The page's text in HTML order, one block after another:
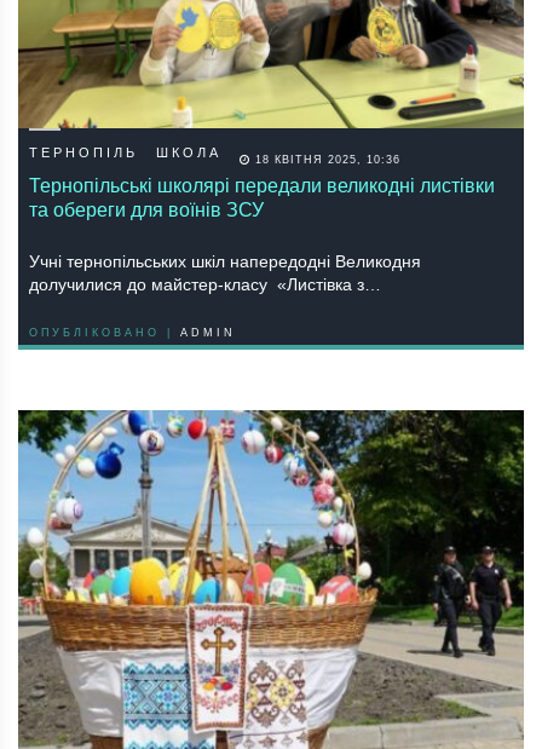
ТЕРНОПІЛЬ ШКОЛА 18 КВІТНЯ 2025, 10:36
Тернопільські школярі передали великодні листівки
та обереги для воїнів ЗСУ
Учні тернопільських шкіл напередодні Великодня
долучилися до майстер-класу «Листівка з…
ОПУБЛІКОВАНО | ADMIN